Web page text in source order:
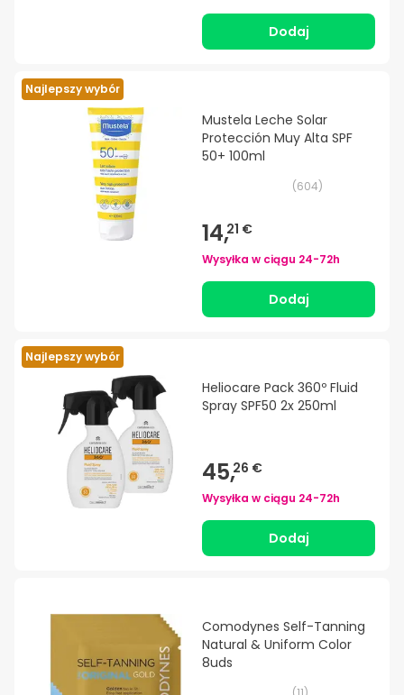
Dodaj
Najlepszy wybór
Mustela Leche Solar
Protección Muy Alta SPF
50+ 100ml
(604)
14,21 €
Wysyłka w ciągu 24-72h
Dodaj
Najlepszy wybór
Heliocare Pack 360º Fluid
Spray SPF50 2x 250ml
45,26 €
Wysyłka w ciągu 24-72h
Dodaj
Comodynes Self-Tanning
Natural & Uniform Color
8uds